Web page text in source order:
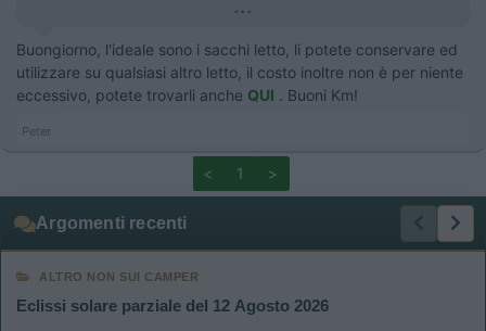
Buongiorno, l'ideale sono i sacchi letto, li potete conservare ed
utilizzare su qualsiasi altro letto, il costo inoltre non è per niente
eccessivo, potete trovarli anche QUI . Buoni Km!
Peter
< 1 >
Argomenti recenti
ALTRO NON SUI CAMPER
Eclissi solare parziale del 12 Agosto 2026